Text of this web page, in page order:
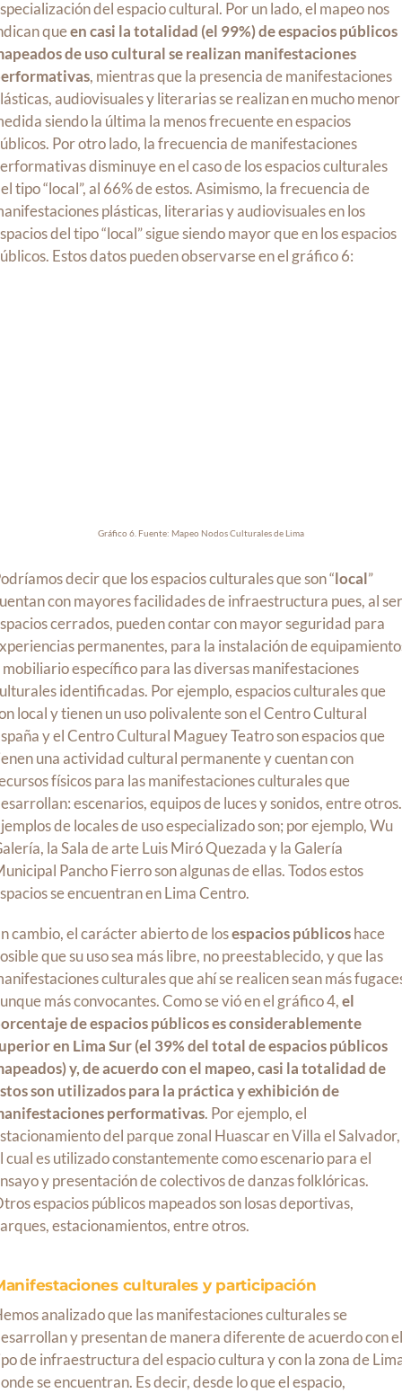
del espacio cultural. Por un lado, el mapeo nos
queen casi la totalidad (el 99%) de espacios públicos
de uso cultural se realizan manifestaciones
, mientras que la presencia de manifestaciones
audiovisuales y literarias se realizan en mucho menor
siendo la última la menos frecuente en espacios
Por otro lado, la frecuencia de manifestaciones
disminuye en el caso de los espacios culturales
tipo “local”, al 66% de estos. Asimismo, la frecuencia de
plásticas, literarias y audiovisuales en los
del tipo “local” sigue siendo mayor que en los espacios
Estos datos pueden observarse en el gráfico 6:
Gráfico 6. Fuente: Mapeo Nodos Culturales de Lima
decir que los espacios culturales que son “local”
con mayores facilidades de infraestructura pues, al
cerrados, pueden contar con mayor seguridad para
permanentes, para la instalación de
mobiliario específico para las diversas manifestaciones
identificadas. Por ejemplo, espacios culturales que
local y tienen un uso polivalente son el Centro Cultural
y el Centro Cultural Maguey Teatro son espacios que
una actividad cultural permanente y cuentan con
físicos para las manifestaciones culturales que
escenarios, equipos de luces y sonidos, entre otros.
de locales de uso especializado son; por ejemplo, Wu
la Sala de arte Luis Miró Quezada y la Galería
Pancho Fierro son algunas de ellas. Todos estos
se encuentran en Lima Centro.
cambio, el carácter abierto de losespacios públicoshace
que su uso sea más libre, no preestablecido, y que las
culturales que ahí se realicen sean más
más convocantes. Como se vió en el gráfico 4,el
de espacios públicos es considerablemente
en Lima Sur (el 39% del total de espacios públicos
y, de acuerdo con el mapeo, casi la totalidad de
son utilizados para la práctica y exhibición de
performativas. Por ejemplo, el
del parque zonal Huascar en Villa el Salvador,
cual es utilizado constantemente como escenario para el
y presentación de colectivos de danzas folklóricas.
espacios públicos mapeados son losas deportivas,
estacionamientos, entre otros.
culturales y participación
analizado que las manifestaciones culturales se
y presentan de manera diferente de acuerdo con
de infraestructura del espacio cultura y con la zona de
se encuentran. Es decir, desde lo que el espacio,